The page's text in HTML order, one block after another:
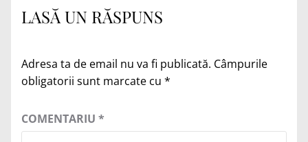
LASĂ UN RĂSPUNS
Adresa ta de email nu va fi publicată. Câmpurile
obligatorii sunt marcate cu *
COMENTARIU *